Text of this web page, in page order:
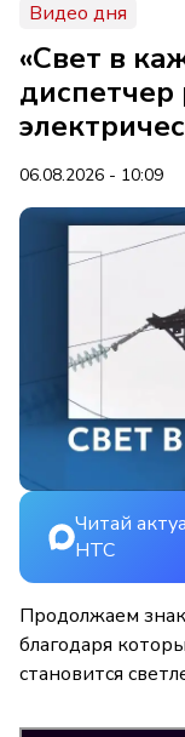
Видео дня
«Свет в
06.08.2026 - 10:09
Читай
НТС
Продолжаем
благодаря
становится